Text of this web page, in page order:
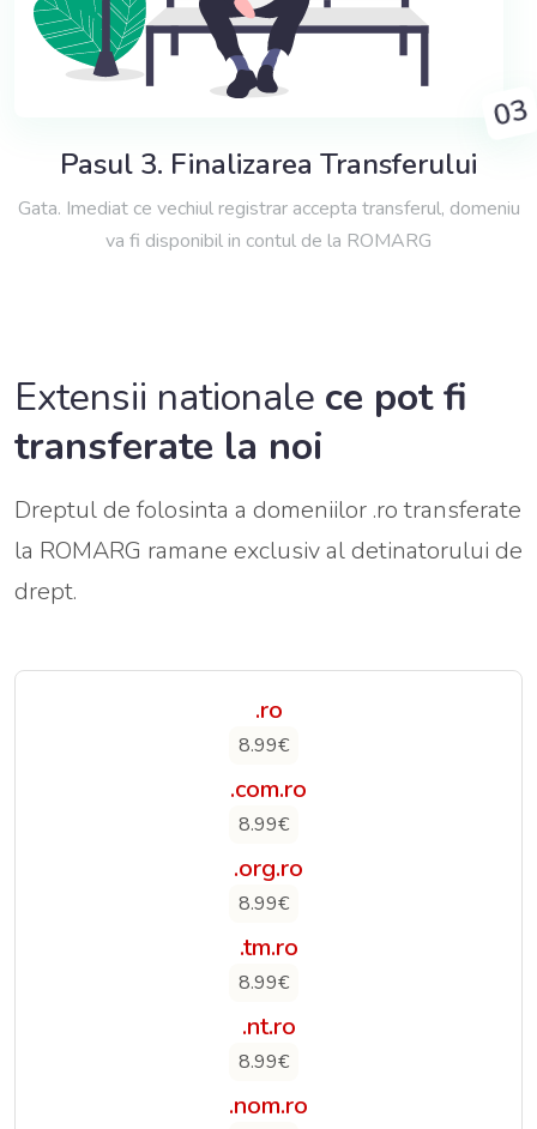
03
Pasul 3. Finalizarea Transferului
Gata. Imediat ce vechiul registrar accepta transferul, domeniu
va fi disponibil in contul de la ROMARG
Extensii nationale ce pot fi
transferate la noi
Dreptul de folosinta a domeniilor .ro transferate
la ROMARG ramane exclusiv al detinatorului de
drept.
.ro
8.99€
.com.ro
8.99€
.org.ro
8.99€
.tm.ro
8.99€
.nt.ro
8.99€
.nom.ro